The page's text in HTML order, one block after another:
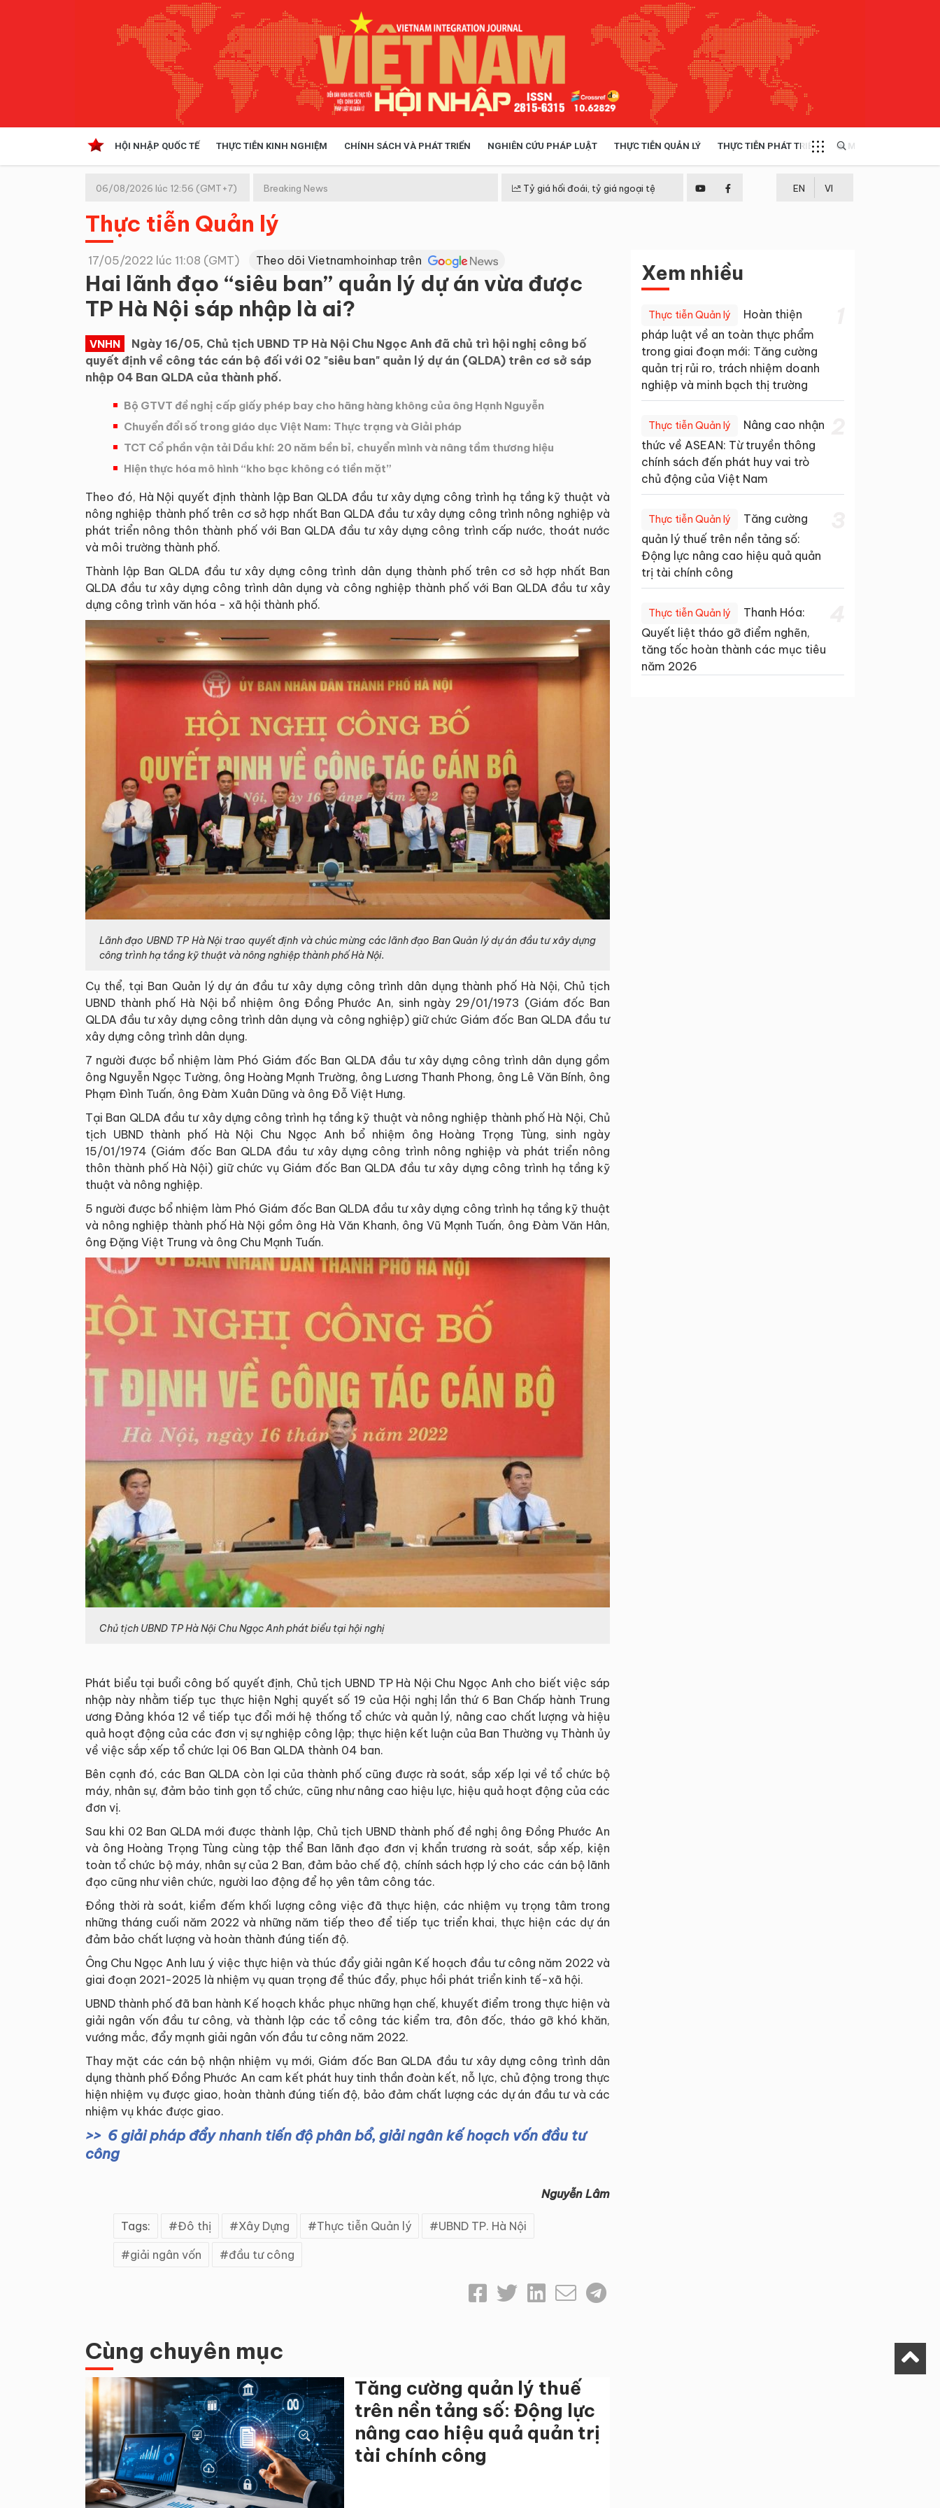
HỘI NHẬP QUỐC TẾ THỰC TIỄN KINH NGHIỆM CHÍNH SÁCH VÀ PHÁT TRIỂN NGHIÊN CỨU PHÁP LUẬT THỰC TIỄN QUẢN LÝ THỰC TIỄN PHÁT TRIỂN MULTIMEDIA
Kinh tế hội nhập
Doanh nghiệp
06/08/2026 lúc 12:56 (GMT+7) Breaking News Tỷ giá hối đoái, tỷ giá ngoại tệ EN VI
Thực tiễn Quản lý
17/05/2022 lúc 11:08 (GMT) Theo dõi Vietnamhoinhap trên
Hai lãnh đạo “siêu ban” quản lý dự án vừa được
TP Hà Nội sáp nhập là ai?
VNHN
Ngày 16/05, Chủ tịch UBND TP Hà Nội Chu Ngọc Anh đã chủ trì hội nghị công bố
quyết định về công tác cán bộ đối với 02 "siêu ban" quản lý dự án (QLDA) trên cơ sở sáp
nhập 04 Ban QLDA của thành phố.
Bộ GTVT đề nghị cấp giấy phép bay cho hãng hàng không của ông Hạnh Nguyễn
Chuyển đổi số trong giáo dục Việt Nam: Thực trạng và Giải pháp
TCT Cổ phần vận tải Dầu khí: 20 năm bền bỉ, chuyển mình và nâng tầm thương hiệu
Hiện thực hóa mô hình “kho bạc không có tiền mặt”
Theo đó, Hà Nội quyết định thành lập Ban QLDA đầu tư xây dựng công trình hạ tầng kỹ thuật và
nông nghiệp thành phố trên cơ sở hợp nhất Ban QLDA đầu tư xây dựng công trình nông nghiệp và
phát triển nông thôn thành phố với Ban QLDA đầu tư xây dựng công trình cấp nước, thoát nước
và môi trường thành phố.
Thành lập Ban QLDA đầu tư xây dựng công trình dân dụng thành phố trên cơ sở hợp nhất Ban
QLDA đầu tư xây dựng công trình dân dụng và công nghiệp thành phố với Ban QLDA đầu tư xây
dựng công trình văn hóa - xã hội thành phố.
Lãnh đạo UBND TP Hà Nội trao quyết định và chúc mừng các lãnh đạo Ban Quản lý dự án đầu tư xây dựng
công trình hạ tầng kỹ thuật và nông nghiệp thành phố Hà Nội.
Cụ thể, tại Ban Quản lý dự án đầu tư xây dựng công trình dân dụng thành phố Hà Nội, Chủ tịch
UBND thành phố Hà Nội bổ nhiệm ông Đồng Phước An, sinh ngày 29/01/1973 (Giám đốc Ban
QLDA đầu tư xây dựng công trình dân dụng và công nghiệp) giữ chức Giám đốc Ban QLDA đầu tư
xây dựng công trình dân dụng.
7 người được bổ nhiệm làm Phó Giám đốc Ban QLDA đầu tư xây dựng công trình dân dụng gồm
ông Nguyễn Ngọc Tường, ông Hoàng Mạnh Trường, ông Lương Thanh Phong, ông Lê Văn Bính, ông
Phạm Đình Tuấn, ông Đàm Xuân Dũng và ông Đỗ Việt Hưng.
Tại Ban QLDA đầu tư xây dựng công trình hạ tầng kỹ thuật và nông nghiệp thành phố Hà Nội, Chủ
tịch UBND thành phố Hà Nội Chu Ngọc Anh bổ nhiệm ông Hoàng Trọng Tùng, sinh ngày
15/01/1974 (Giám đốc Ban QLDA đầu tư xây dựng công trình nông nghiệp và phát triển nông
thôn thành phố Hà Nội) giữ chức vụ Giám đốc Ban QLDA đầu tư xây dựng công trình hạ tầng kỹ
thuật và nông nghiệp.
5 người được bổ nhiệm làm Phó Giám đốc Ban QLDA đầu tư xây dựng công trình hạ tầng kỹ thuật
và nông nghiệp thành phố Hà Nội gồm ông Hà Văn Khanh, ông Vũ Mạnh Tuấn, ông Đàm Văn Hân,
ông Đặng Việt Trung và ông Chu Mạnh Tuấn.
Chủ tịch UBND TP Hà Nội Chu Ngọc Anh phát biểu tại hội nghị
Phát biểu tại buổi công bố quyết định, Chủ tịch UBND TP Hà Nội Chu Ngọc Anh cho biết việc sáp
nhập này nhằm tiếp tục thực hiện Nghị quyết số 19 của Hội nghị lần thứ 6 Ban Chấp hành Trung
ương Đảng khóa 12 về tiếp tục đổi mới hệ thống tổ chức và quản lý, nâng cao chất lượng và hiệu
quả hoạt động của các đơn vị sự nghiệp công lập; thực hiện kết luận của Ban Thường vụ Thành ủy
về việc sắp xếp tổ chức lại 06 Ban QLDA thành 04 ban.
Bên cạnh đó, các Ban QLDA còn lại của thành phố cũng được rà soát, sắp xếp lại về tổ chức bộ
máy, nhân sự, đảm bảo tinh gọn tổ chức, cũng như nâng cao hiệu lực, hiệu quả hoạt động của các
đơn vị.
Sau khi 02 Ban QLDA mới được thành lập, Chủ tịch UBND thành phố đề nghị ông Đồng Phước An
và ông Hoàng Trọng Tùng cùng tập thể Ban lãnh đạo đơn vị khẩn trương rà soát, sắp xếp, kiện
toàn tổ chức bộ máy, nhân sự của 2 Ban, đảm bảo chế độ, chính sách hợp lý cho các cán bộ lãnh
đạo cũng như viên chức, người lao động để họ yên tâm công tác.
Đồng thời rà soát, kiểm đếm khối lượng công việc đã thực hiện, các nhiệm vụ trọng tâm trong
những tháng cuối năm 2022 và những năm tiếp theo để tiếp tục triển khai, thực hiện các dự án
đảm bảo chất lượng và hoàn thành đúng tiến độ.
Ông Chu Ngọc Anh lưu ý việc thực hiện và thúc đẩy giải ngân Kế hoạch đầu tư công năm 2022 và
giai đoạn 2021-2025 là nhiệm vụ quan trọng để thúc đẩy, phục hồi phát triển kinh tế-xã hội.
UBND thành phố đã ban hành Kế hoạch khắc phục những hạn chế, khuyết điểm trong thực hiện và
giải ngân vốn đầu tư công, và thành lập các tổ công tác kiểm tra, đôn đốc, tháo gỡ khó khăn,
vướng mắc, đẩy mạnh giải ngân vốn đầu tư công năm 2022.
Thay mặt các cán bộ nhận nhiệm vụ mới, Giám đốc Ban QLDA đầu tư xây dựng công trình dân
dụng thành phố Đồng Phước An cam kết phát huy tinh thần đoàn kết, nỗ lực, chủ động trong thực
hiện nhiệm vụ được giao, hoàn thành đúng tiến độ, bảo đảm chất lượng các dự án đầu tư và các
nhiệm vụ khác được giao.
6 giải pháp đẩy nhanh tiến độ phân bổ, giải ngân kế hoạch vốn đầu tư
công
Nguyễn Lâm
Tags: Đô thị Xây Dựng Thực tiễn Quản lý UBND TP. Hà Nội
giải ngân vốn đầu tư công
Cùng chuyên mục
Tăng cường quản lý thuế
trên nền tảng số: Động lực
nâng cao hiệu quả quản trị
tài chính công
Xem nhiều
Thực tiễn Quản lý
Hoàn thiện
pháp luật về an toàn thực phẩm
trong giai đoạn mới: Tăng cường
quản trị rủi ro, trách nhiệm doanh
nghiệp và minh bạch thị trường
Thực tiễn Quản lý
Nâng cao nhận
thức về ASEAN: Từ truyền thông
chính sách đến phát huy vai trò
chủ động của Việt Nam
Thực tiễn Quản lý
Tăng cường
quản lý thuế trên nền tảng số:
Động lực nâng cao hiệu quả quản
trị tài chính công
Thực tiễn Quản lý
Thanh Hóa:
Quyết liệt tháo gỡ điểm nghẽn,
tăng tốc hoàn thành các mục tiêu
năm 2026